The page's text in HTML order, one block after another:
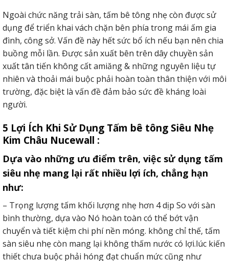
Ngoài chức năng trải sàn, tấm bê tông nhẹ còn được sử
dụng để triển khai vách chặn bên phía trong mái ấm gia
đình, công sở. Vấn đề này hết sức bổ ích nếu bạn nên chia
buồng mỗi lần. Được sản xuất bên trên dây chuyền sản
xuất tân tiến không cất amiăng & những nguyên liệu tự
nhiên và thoải mái buộc phải hoàn toàn thân thiện với môi
trường, đặc biệt là vấn đề đảm bảo sức đề kháng loài
người.
5 Lợi Ích Khi Sử Dụng Tấm bê tông Siêu Nhẹ
Kim Châu Nucewall :
Dựa vào những ưu điểm trên, việc sử dụng tấm
siêu nhẹ mang lại rất nhiều lợi ích, chẳng hạn
như:
– Trọng lượng tấm khối lượng nhẹ hơn 4 dịp So với sàn
bình thường, dựa vào Nó hoàn toàn có thể bớt vận
chuyển và tiết kiệm chi phí nền móng. không chỉ thế, tấm
sàn siêu nhẹ còn mang lại không thấm nước có lợi.lúc kiến
thiết chưa buộc phải hóng đạt chuẩn mức cũng như